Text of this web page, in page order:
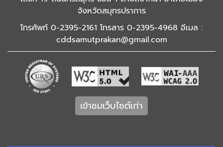
จังหวัดสมุทรปราการ
โทรศัพท์ 0-2395-2161 โทรสาร 0-2395-4968 อีเมล :
cddsamutprakan@gmail.com
เข้าชมเว็บไซต์เก่า